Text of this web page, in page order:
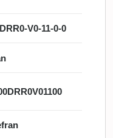
V0-11-0-0